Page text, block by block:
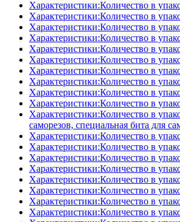
Характеристики:Количество в
Характеристики:Количество в
Характеристики:Количество в
Характеристики:Количество в
Характеристики:Количество в
Характеристики:Количество в
Характеристики:Количество в
Характеристики:Количество в
Характеристики:Количество в
Характеристики:Количество в
Характеристики:Количество в
саморезов, специальная бита для
Характеристики:Количество в
Характеристики:Количество в
Характеристики:Количество в
Характеристики:Количество в
Характеристики:Количество в
Характеристики:Количество в
Характеристики:Количество в
Характеристики:Количество в